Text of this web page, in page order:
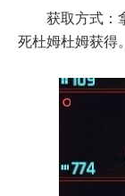
获取方式：
死杜姆杜姆获得。